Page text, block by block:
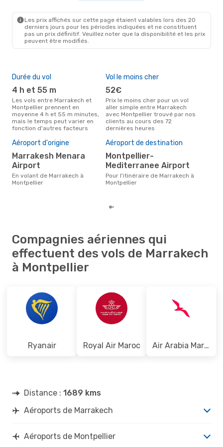
Les prix affichés sur cette page étaient valables lors des 20
derniers jours pour les périodes indiquées et ne constituent
pas un prix définitif. Veuillez noter que la disponibilité et les prix
peuvent être modifiés.
Durée du vol
4 h et 55 m
Les vols entre Marrakech et
Montpellier prennent en
moyenne 4 h et 55 m minutes,
mais le temps peut varier en
fonction d'autres facteurs
Vol le moins cher
52€
Prix le moins cher pour un vol
aller simple entre Marrakech
avec Montpellier trouvé par nos
clients au cours des 72
dernières heures
Aéroport d'origine
Marrakesh Menara
Airport
En volant de Marrakech à
Montpellier
Aéroport de destination
Montpellier-
Mediterranee Airport
Pour l'itinéraire de Marrakech à
Montpellier
Compagnies aériennes qui
effectuent des vols de Marrakech
à Montpellier
Ryanair Royal Air Maroc Air Arabia Maroc
Distance : 1689 kms
Aéroports de Marrakech
Aéroports de Montpellier